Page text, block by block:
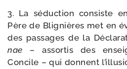
3. La séduc­tion consiste
Père de Blignières met en
des pas­sages de la
nae – assor­tis des
Concile – qui donnent